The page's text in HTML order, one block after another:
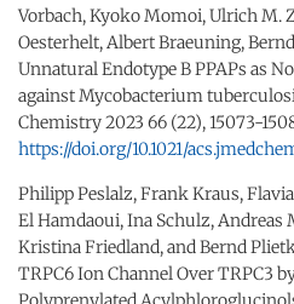
Vorbach, Kyoko Momoi, Ulrich M.
Oesterhelt, Albert Braeuning,
Unnatural Endotype B PPAPs as
against Mycobacterium
Chemistry 2023 66 (22), 15073-
https://doi.org/10.1021/
Philipp Peslalz, Frank Kraus,
El Hamdaoui, Ina Schulz, Andreas
Kristina Friedland, and Bernd
TRPC6 Ion Channel Over TRPC3